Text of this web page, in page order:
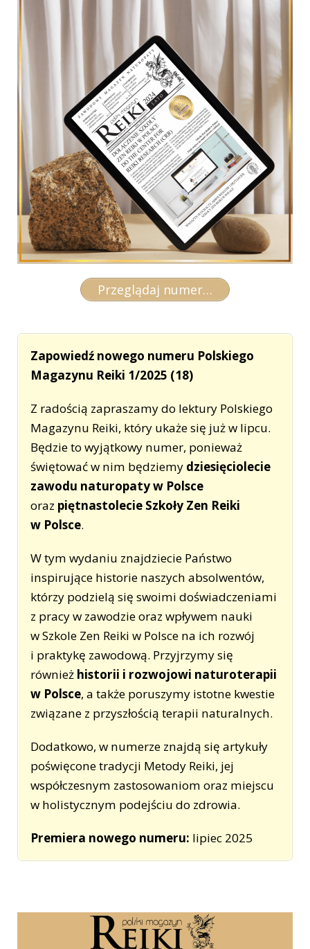
Przeglądaj numer…
Zapowiedź nowego numeru Polskiego
Magazynu Reiki 1/2025 (18)
Z radością zapraszamy do lektury Polskiego
Magazynu Reiki, który ukaże się już w lipcu.
Będzie to wyjątkowy numer, ponieważ
świętować w nim będziemy dziesięciolecie
zawodu naturopaty w Polsce
oraz piętnastolecie Szkoły Zen Reiki
w Polsce.
W tym wydaniu znajdziecie Państwo
inspirujące historie naszych absolwentów,
którzy podzielą się swoimi doświadczeniami
z pracy w zawodzie oraz wpływem nauki
w Szkole Zen Reiki w Polsce na ich rozwój
i praktykę zawodową. Przyjrzymy się
również historii i rozwojowi naturoterapii
w Polsce, a także poruszymy istotne kwestie
związane z przyszłością terapii naturalnych.
Dodatkowo, w numerze znajdą się artykuły
poświęcone tradycji Metody Reiki, jej
współczesnym zastosowaniom oraz miejscu
w holistycznym podejściu do zdrowia.
Premiera nowego numeru: lipiec 2025